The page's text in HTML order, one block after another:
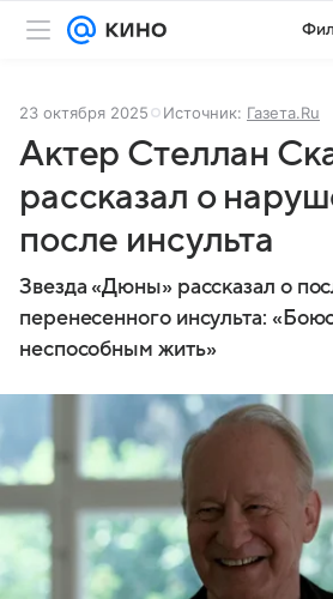
23 октября 2025 Источник: Газета.Ru
Актер Стеллан
рассказал о
после инсульта
Звезда «Дюны» рассказал о
перенесенного инсульта:
неспособным жить»